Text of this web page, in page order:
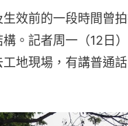
效前的一段時間曾
。記者周一（12日
地現場，有講普通